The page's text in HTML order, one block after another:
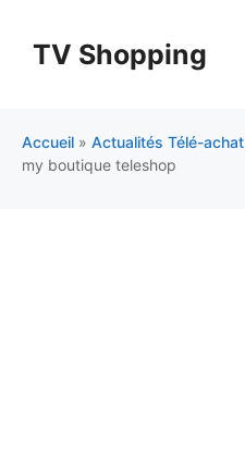
contenuTV Shopping
Accueil » Actualités Télé-achat
my boutique teleshop